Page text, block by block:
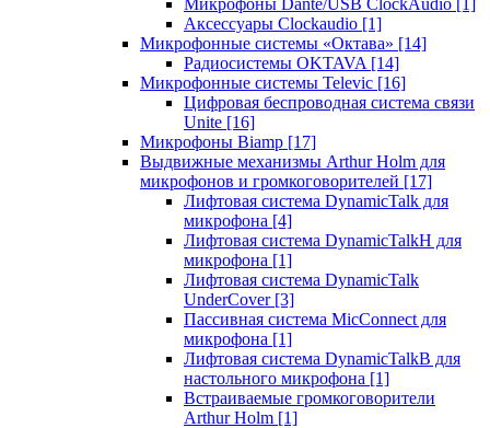
Микрофоны Dante/USB ClockAudio [1]
Аксессуары Clockaudio [1]
Микрофонные системы «Октава» [14]
Радиосистемы OKTAVA [14]
Микрофонные системы Televic [16]
Цифровая беспроводная система связи
Unite [16]
Микрофоны Biamp [17]
Выдвижные механизмы Arthur Holm для
микрофонов и громкоговорителей [17]
Лифтовая система DynamicTalk для
микрофона [4]
Лифтовая система DynamicTalkH для
микрофона [1]
Лифтовая система DynamicTalk
UnderCover [3]
Пассивная система MicConnect для
микрофона [1]
Лифтовая система DynamicTalkB для
настольного микрофона [1]
Встраиваемые громкоговорители
Arthur Holm [1]